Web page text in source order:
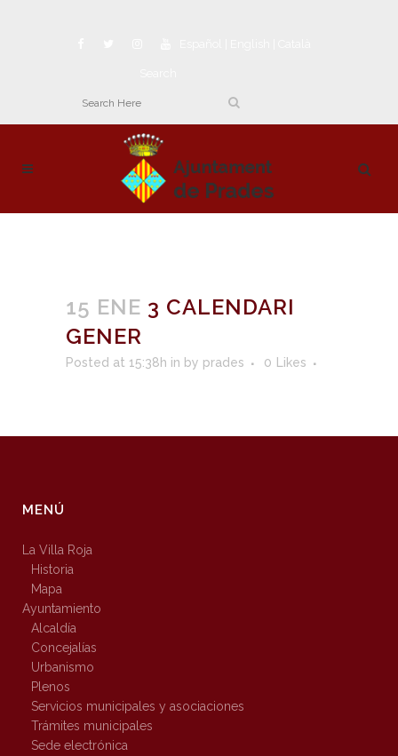
15 ENE 3 CALENDARI
GENER
Posted at 15:38h in by prades 0 Likes
MENÚ
La Villa Roja
Historia
Mapa
Ayuntamiento
Alcaldía
Concejalías
Urbanismo
Plenos
Servicios municipales y asociaciones
Trámites municipales
Sede electrónica